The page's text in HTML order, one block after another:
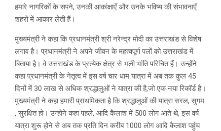
हमारे नागरिकों के सपने, उनकी आकांक्षाएँ और उनके भविष्य की संभावनाएँ
शहरों में आकार लेती हैं।
मुख्यमंत्री ने कहा कि प्रधानमंत्री श्री नरेन्द्र मोदी का उत्तराखंड से विशेष
लगाव है। प्रधानमंत्री ने अपने जीवन के महत्वपूर्ण पलों को उत्तराखंड में
बिताया है। वे उत्तराखंड के प्रत्येक क्षेत्र से भली भांति परिचित हैं। उन्होंने
कहा प्रधानमंत्री के नेतृत्व में इस वर्ष चार धाम यात्रा में अब तक कुल 45
दिनों में 30 लाख से अधिक श्रद्धालुओं ने यात्रा की है,जो एक नया रिकॉर्ड है।
मुख्यमंत्री ने कहा हमारी प्राथमिकता है कि श्रद्धालुओं की यात्रा सरल, सुगम
, सुरक्षित हो। उन्होंने कहा पहले, आदि कैलाश में 500 लोग आते थे, इस वर्ष
यात्रा शुरू होने से अब तक प्रति दिन करीब 1000 लोग आदि कैलाश पहुंच